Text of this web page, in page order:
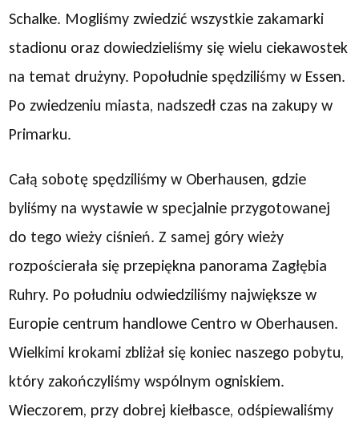
Schalke. Mogliśmy zwiedzić wszystkie zakamarki
stadionu oraz dowiedzieliśmy się wielu ciekawostek
na temat drużyny. Popołudnie spędziliśmy w Essen.
Po zwiedzeniu miasta, nadszedł czas na zakupy w
Primarku.
Całą sobotę spędziliśmy w Oberhausen, gdzie
byliśmy na wystawie w specjalnie przygotowanej
do tego wieży ciśnień. Z samej góry wieży
rozpościerała się przepiękna panorama Zagłębia
Ruhry. Po południu odwiedziliśmy największe w
Europie centrum handlowe Centro w Oberhausen.
Wielkimi krokami zbliżał się koniec naszego pobytu,
który zakończyliśmy wspólnym ogniskiem.
Wieczorem, przy dobrej kiełbasce, odśpiewaliśmy